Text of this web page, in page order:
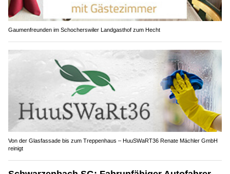
Gaumenfreunden im Schocherswiler Landgasthof zum Hecht
Von der Glasfassade bis zum Treppenhaus – HuuSWaRT36 Renate Mächler GmbH
reinigt